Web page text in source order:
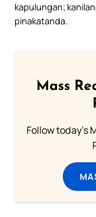
kapulungan;
pinakatanda.
Mass
Follow today's